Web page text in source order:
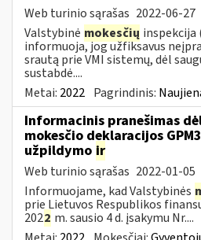
Web turinio sąrašas 2022-06-27
Valstybinė mokesčių inspekcija
informuoja, jog užfiksavus
srautą prie VMI sistemų, dėl
sustabdė....
Metai: 2022 Pagrindinis:
Informacinis pranešimas
mokesčio deklaracijos
užpildymo ir
Web turinio sąrašas 2022-01-05
Informuojame, kad Valstybinės
prie Lietuvos Respublikos
2022 m. sausio 4 d. įsakymu Nr....